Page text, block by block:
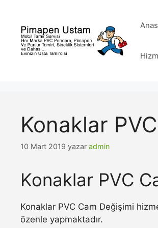
Konaklar
10 Mart 2019 yazar admin
Konaklar PVC
Konaklar PVC Cam Değişimi
özenle yapmaktadır.